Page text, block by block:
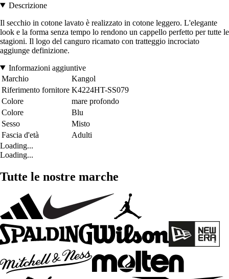
Descrizione
Il secchio in cotone lavato è realizzato in cotone leggero. L'elegante
look e la forma senza tempo lo rendono un cappello perfetto per tutte le
stagioni. Il logo del canguro ricamato con tratteggio incrociato
aggiunge definizione.
Informazioni aggiuntive
Marchio
Kangol
Riferimento fornitore K4224HT-SS079
Colore
mare profondo
Colore
Blu
Sesso
Misto
Fascia d'età
Adulti
Loading...
Loading...
Tutte le nostre marche